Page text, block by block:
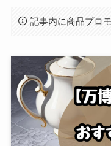
記事内に商品プロ